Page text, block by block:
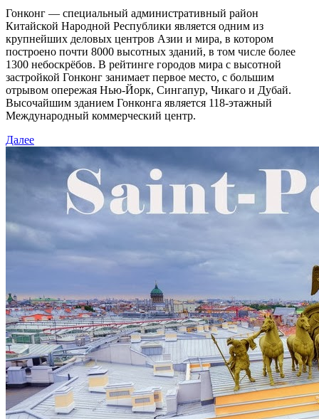
Гонконг — специальный административный район
Китайской Народной Республики является одним из
крупнейших деловых центров Азии и мира, в котором
построено почти 8000 высотных зданий, в том числе более
1300 небоскрёбов. В рейтинге городов мира с высотной
застройкой Гонконг занимает первое место, c большим
отрывом опережая Нью-Йорк, Сингапур, Чикаго и Дубай.
Высочайшим зданием Гонконга является 118-этажный
Международный коммерческий центр.
Далее